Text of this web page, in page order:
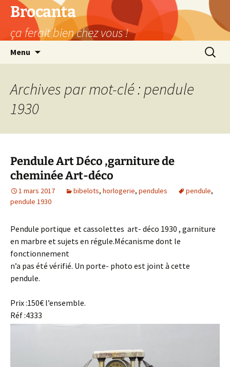
Aller
contenu
Brocanta
ça ferait bien chez vous !
Menu
Archives par mot-clé : pendule
1930
Pendule Art Déco ,garniture de
cheminée Art-déco
1 mars 2017 bibelots, horlogerie, pendules pendule,
pendule 1930
Pendule portique et cassolettes art- déco 1930 , garniture
en marbre et sujets en régule.Mécanisme dont le
fonctionnement
n’a pas été vérifié. Un porte- photo est joint à cette
pendule.
Prix :150€ l’ensemble.
Réf :4333